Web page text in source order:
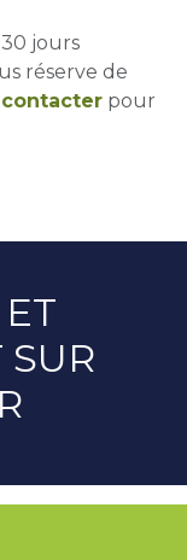
jours
réserve de
pour